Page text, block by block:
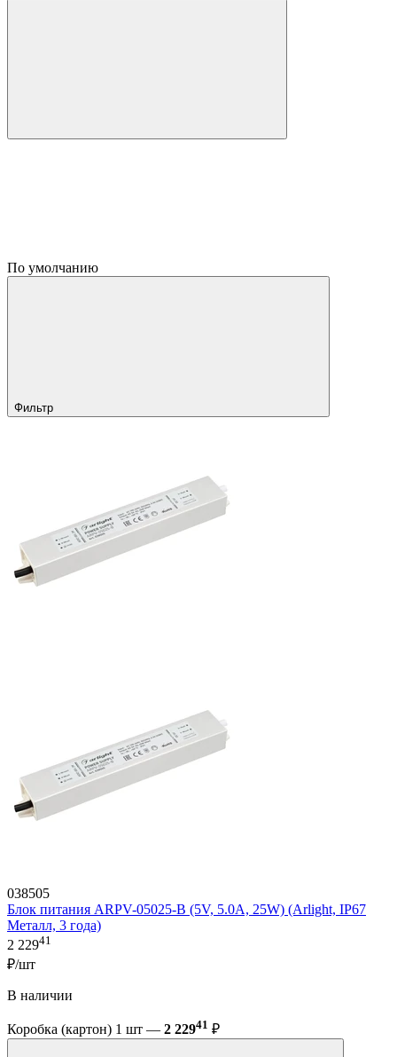
По умолчанию
Фильтр
038505
Блок питания ARPV-05025-B (5V, 5.0A, 25W) (Arlight, IP67
Металл, 3 года)
2 22941
₽/шт
В наличии
Коробка (картон) 1 шт — 2 22941 ₽